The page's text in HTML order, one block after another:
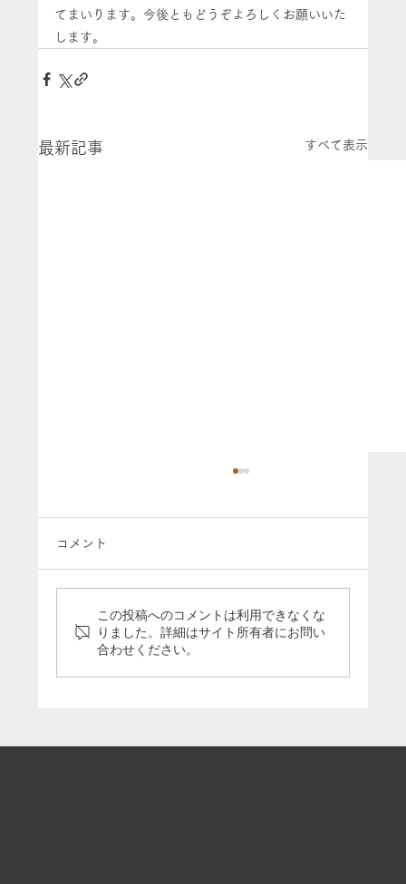
てまいります。今後ともどうぞよろしくお願いいた
します。
最新記事 すべて表示
コメント
この投稿へのコメントは利用できなくな
りました。詳細はサイト所有者にお問い
合わせください。